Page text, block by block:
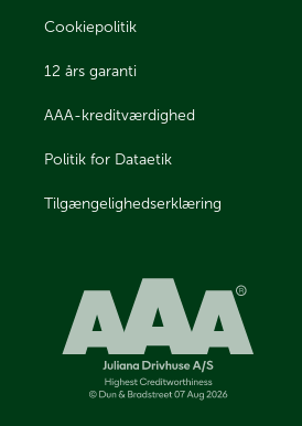
Cookiepolitik
12 års garanti
AAA-kreditværdighed
Politik for Dataetik
Tilgængelighedserklæring